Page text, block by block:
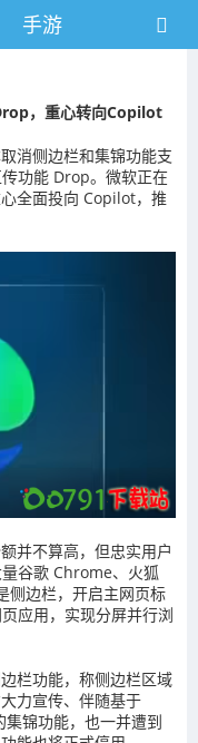
手游
，重心转向Copilot
消侧边栏和集锦功能支
功能 Drop。微软正在
全面投向 Copilot，推
并不算高，但忠实用户
谷歌 Chrome、火狐
侧边栏，开启主网页标
应用，实现分屏并行浏
栏功能，称侧边栏区域
力宣传、伴随基于
锦功能，也一并遭到